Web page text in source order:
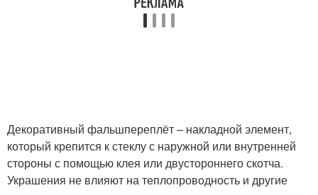
Декоративный фальшпереплёт – накладной элемент,
который крепится к стеклу с наружной или внутренней
стороны с помощью клея или двустороннего скотча.
Украшения не влияют на теплопроводность и другие